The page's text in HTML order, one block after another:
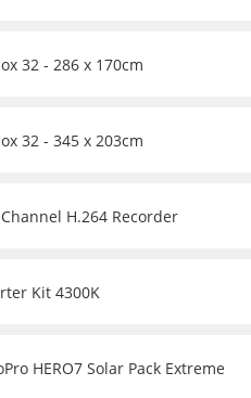
32 - 286 x 170cm
32 - 345 x 203cm
H.264 Recorder
Kit 4300K
HERO7 Solar Pack Extreme